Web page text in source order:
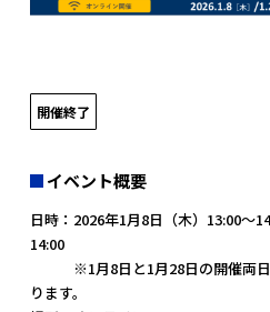
開催終了
イベント概要
日時：2026年1月8日（木）13:00〜
14:00
※1月8日と1月28日の開催両日
ります。